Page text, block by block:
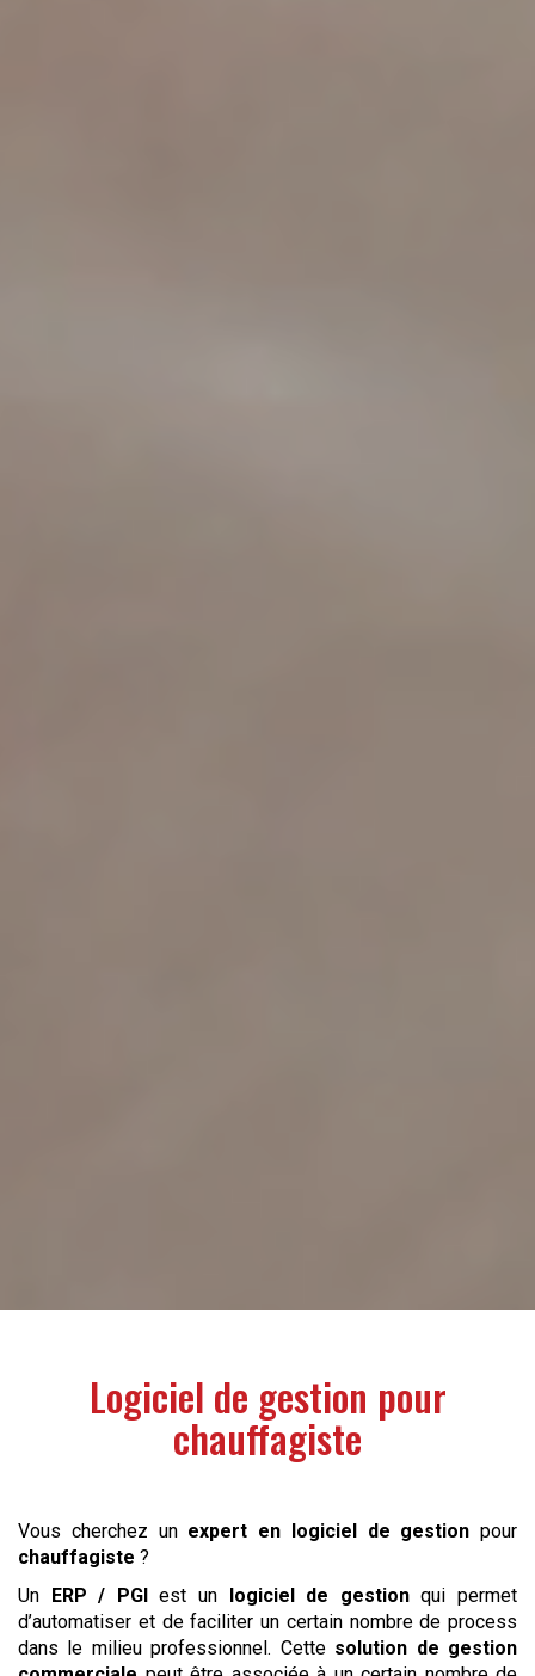
Logiciel de gestion pour
chauffagiste
Vous cherchez unexpert en logiciel de gestion pour
chauffagiste ?
Un ERP / PGIest un logiciel de gestionqui permet
d’automatiser et de faciliter un certain nombre de process
dans le milieu professionnel. Cette solution de gestion